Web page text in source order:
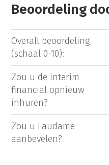
Beoordeling
Overall beoordeling
(schaal 0-10):
Zou u de interim
financial opnieuw
inhuren?
Zou u Laudame
aanbevelen?